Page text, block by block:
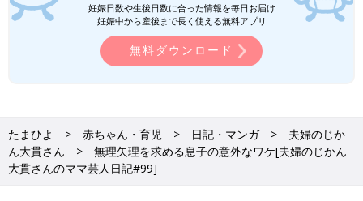
妊娠日数や生後日数に合った情報を毎日お届け
妊娠中から産後まで長く使える無料アプリ
無料ダウンロード
たまひよ 赤ちゃん・育児 日記・マンガ
夫婦のじか
ん大貫さん
無理矢理を求める息子の意外なワケ[夫婦のじかん
大貫さんのママ芸人日記#99]